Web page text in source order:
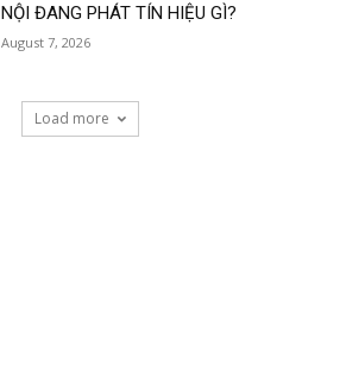
NỘI ĐANG PHÁT TÍN HIỆU GÌ?
August 7, 2026
Load more